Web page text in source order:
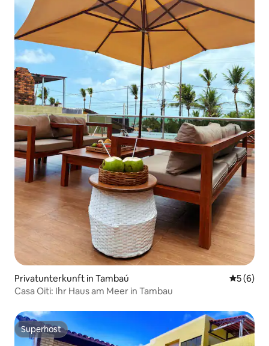
Privatunterkunft in Tambaú
5 (6)
Casa Oiti: Ihr Haus am Meer in Tambau
Superhost
Superhost